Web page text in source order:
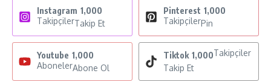
Instagram 1,000
TakipçilerTakip Et
Pinterest 1,000
TakipçilerPin
Youtube 1,000
AbonelerAbone Ol
Tiktok 1,000Takipçiler
Takip Et